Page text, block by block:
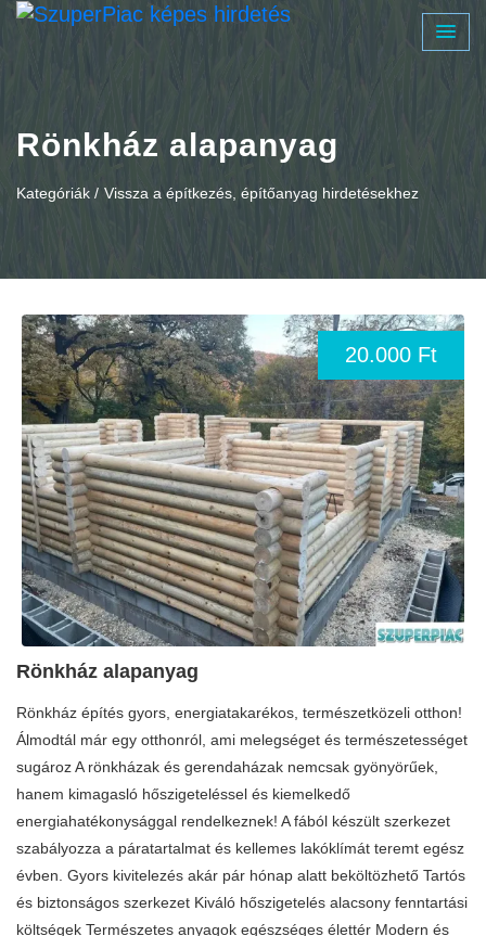
Rönkház alapanyag
Kategóriák / Vissza a építkezés, építőanyag hirdetésekhez
20.000 Ft
Rönkház alapanyag
Rönkház építés gyors, energiatakarékos, természetközeli otthon!
Álmodtál már egy otthonról, ami melegséget és természetességet
sugároz A rönkházak és gerendaházak nemcsak gyönyörűek,
hanem kimagasló hőszigeteléssel és kiemelkedő
energiahatékonysággal rendelkeznek! A fából készült szerkezet
szabályozza a páratartalmat és kellemes lakóklímát teremt egész
évben. Gyors kivitelezés akár pár hónap alatt beköltözhető Tartós
és biztonságos szerkezet Kiváló hőszigetelés alacsony fenntartási
költségek Természetes anyagok egészséges élettér Modern és